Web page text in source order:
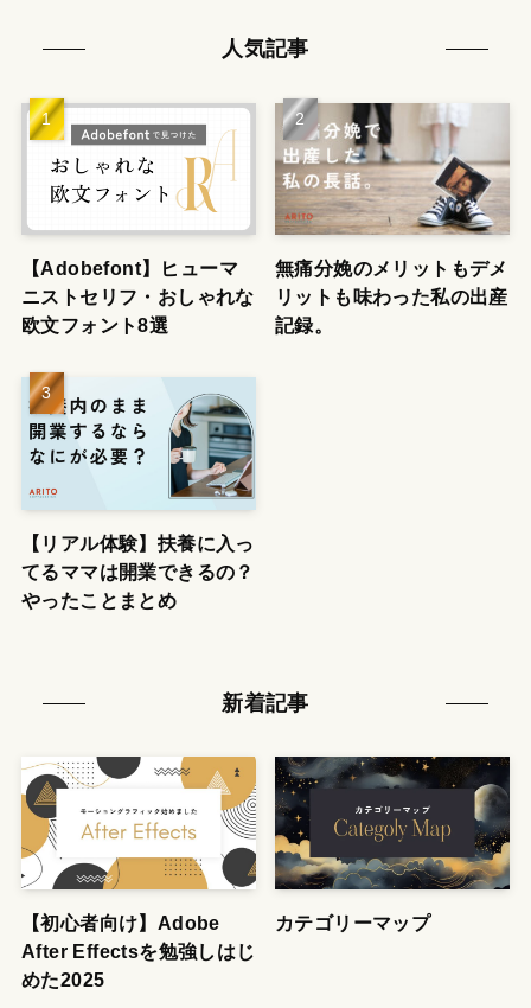
人気記事
【Adobefont】ヒューマ
ニストセリフ・おしゃれな
欧文フォント8選
無痛分娩のメリットもデメ
リットも味わった私の出産
記録。
【リアル体験】扶養に入っ
てるママは開業できるの？
やったことまとめ
新着記事
【初心者向け】Adobe
After Effectsを勉強しはじ
めた2025
カテゴリーマップ